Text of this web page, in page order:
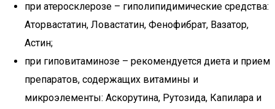
при атеросклерозе – гиполипидимические средства:
Аторвастатин, Ловастатин, Фенофибрат, Вазатор,
Астин;
при гиповитаминозе – рекомендуется диета и прием
препаратов, содержащих витамины и
микроэлементы: Аскорутина, Рутозида, Капилара и